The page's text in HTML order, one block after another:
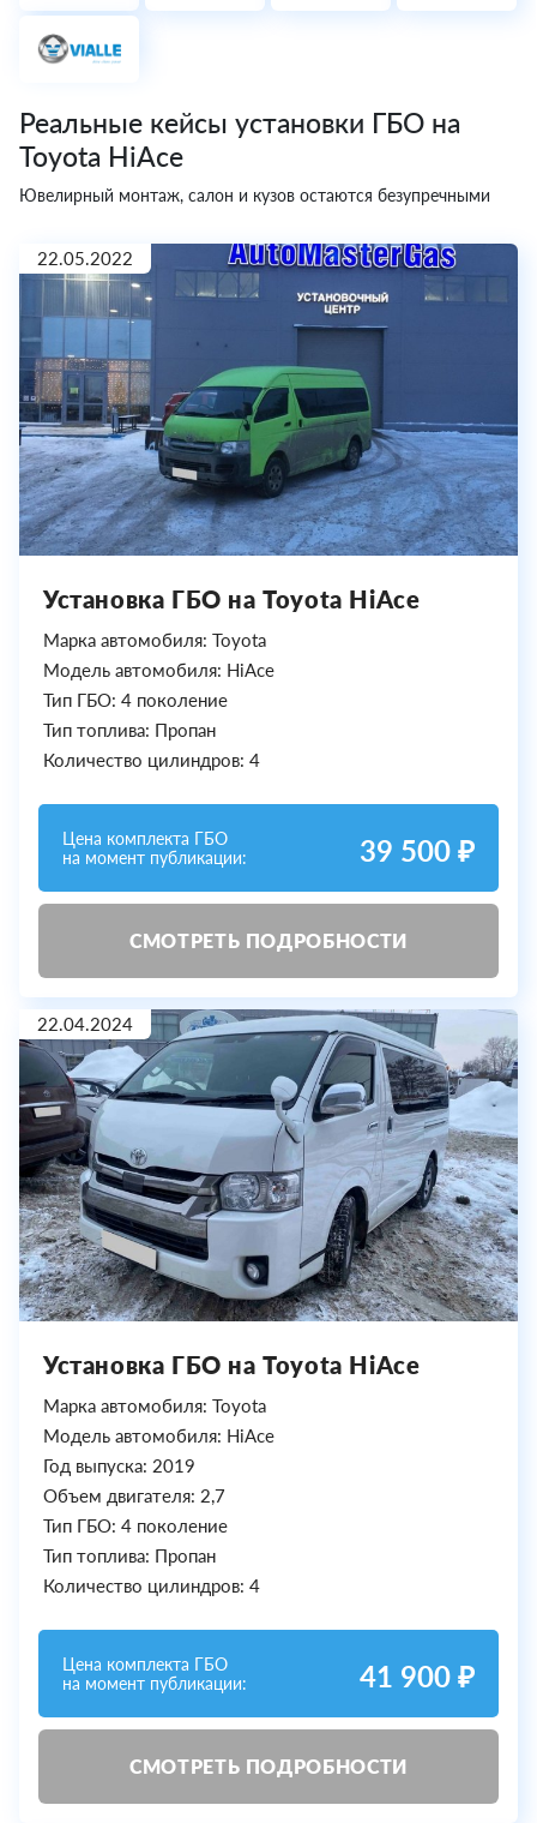
Реальные кейсы установки ГБО на
Toyota HiAce
Ювелирный монтаж, салон и кузов остаются безупречными
22.05.2022
Установка ГБО на Toyota HiAce
Марка автомобиля: Toyota
Модель автомобиля: HiAce
Тип ГБО: 4 поколение
Тип топлива: Пропан
Количество цилиндров: 4
Цена комплекта ГБО
на момент публикации:
39 500 ₽
СМОТРЕТЬ ПОДРОБНОСТИ
22.04.2024
Установка ГБО на Toyota HiAce
Марка автомобиля: Toyota
Модель автомобиля: HiAce
Год выпуска: 2019
Объем двигателя: 2,7
Тип ГБО: 4 поколение
Тип топлива: Пропан
Количество цилиндров: 4
Цена комплекта ГБО
на момент публикации:
41 900 ₽
СМОТРЕТЬ ПОДРОБНОСТИ